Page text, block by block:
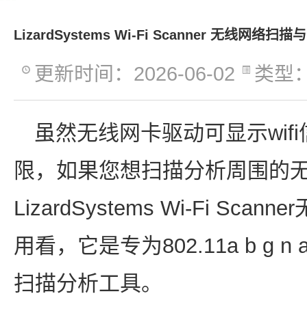
LizardSystems Wi-Fi Scanner 无线网络扫描
更新时间：2026-06-02 类型
虽然无线网卡驱动可显示
限，如果您想扫描分析周围的
LizardSystems Wi-Fi Scanner
用看，它是专为802.11a b g n
扫描分析工具。